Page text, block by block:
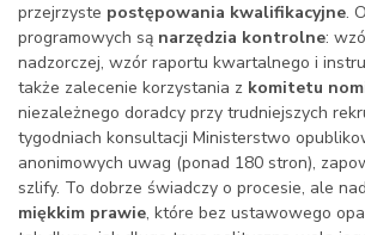
przejrzyste postępowania kwalifikacyjne.
programowych są narzędzia kontrolne:
nadzorczej, wzór raportu kwartalnego i
także zalecenie korzystania z komitetu
niezależnego doradcy przy trudniejszych
tygodniach konsultacji Ministerstwo
anonimowych uwag (ponad 180 stron),
szlify. To dobrze świadczy o procesie, ale
miękkim prawie, które bez ustawowego